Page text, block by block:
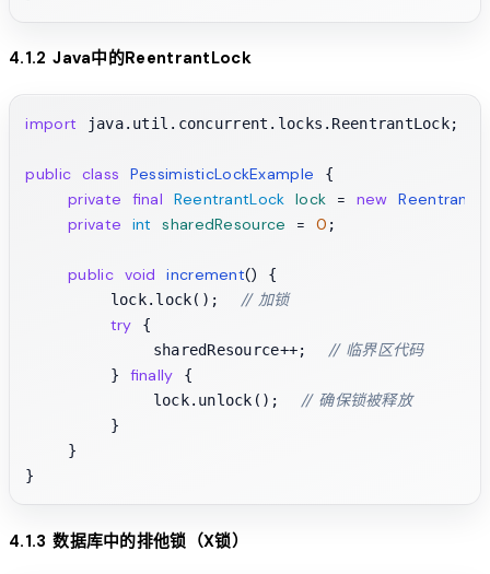
4.1.2 Java中的ReentrantLock
import java.util.concurrent.locks.ReentrantLock;
public class PessimisticLockExample {
private final ReentrantLock lock = new
private
int sharedResource = 0 ;
public void increment() {
        lock.lock();
// 加锁
try {
            sharedResource++;
// 临界区代码
        }
finally {
            lock.unlock();
// 确保锁被释放
        }
    }
4.1.3 数据库中的排他锁（X锁）